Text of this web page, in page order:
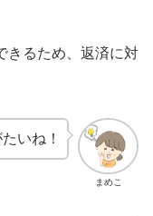
きるため、返済に対
まめこ
いね！